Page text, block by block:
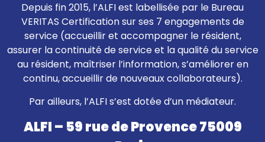
Depuis fin 2015, l’ALFI est labellisée par le Bureau
VERITAS Certification sur ses 7 engagements de
service (accueillir et accompagner le résident,
assurer la continuité de service et la qualité du service
au résident, maîtriser l’information, s’améliorer en
continu, accueillir de nouveaux collaborateurs).
Par ailleurs, l’ALFI s’est dotée d’un médiateur.
ALFI – 59 rue de Provence 75009